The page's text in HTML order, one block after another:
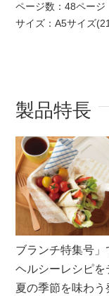
ページ数：48ページ
サイズ：A5サイズ
製品特長
ブランチ特集号」
ヘルシーレシピを
夏の季節を味わ